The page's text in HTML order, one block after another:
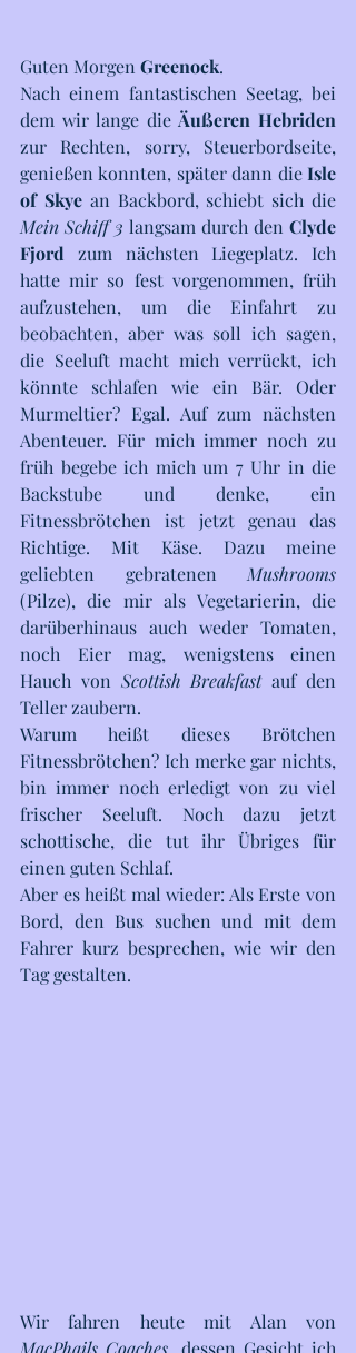
Guten Morgen Greenock.
Nach einem fantastischen Seetag, bei
dem wir lange die Äußeren Hebriden
zur Rechten, sorry, Steuerbordseite,
genießen konnten, später dann die Isle
of Skye
Mein Schiff 3 langsam durch den Clyde
Fjord zum nächsten Liegeplatz. Ich
hatte mir so fest vorgenommen, früh
aufzustehen, um die Einfahrt zu
beobachten, aber was soll ich sagen,
die Seeluft macht mich verrückt, ich
könnte schlafen wie ein Bär. Oder
Murmeltier? Egal. Auf zum nächsten
Abenteuer. Für mich immer noch zu
früh begebe ich mich um 7 Uhr in die
Backstube und denke, ein
Fitnessbrötchen ist jetzt genau das
Richtige. Mit Käse. Dazu meine
geliebten gebratenen Mushrooms
(Pilze), die mir als Vegetarierin, die
darüberhinaus auch weder Tomaten,
noch Eier mag, wenigstens einen
Hauch von Scottish Breakfast auf den
Teller zaubern.
Warum heißt dieses Brötchen
Fitnessbrötchen? Ich merke gar nichts,
bin immer noch erledigt von zu viel
frischer Seeluft. Noch dazu jetzt
schottische, die tut ihr Übriges für
einen guten Schlaf.
Aber es heißt mal wieder: Als Erste von
Bord, den Bus suchen und mit dem
Fahrer kurz besprechen, wie wir den
Tag gestalten.
MacPhails Coaches, dessen Gesicht ich